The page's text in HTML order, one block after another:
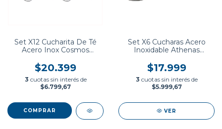
Set X12 Cucharita De Té
Acero Inox Cosmos
$20.399
3 cuotas sin interés de
$6.799,67
Set X6 Cucharas Acero
Inoxidable Athenas
$17.999
3 cuotas sin interés de
$5.999,67
VER